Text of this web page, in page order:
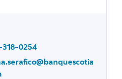
0254